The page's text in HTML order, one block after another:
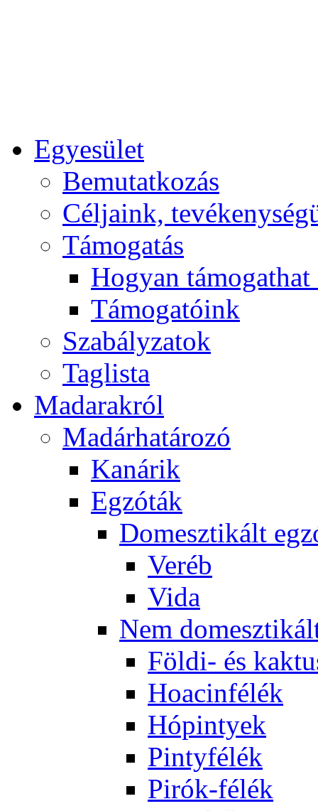
Egyesület
Bemutatkozás
Céljaink,
Támogatás
Hogyan
Támogatóink
Szabályzatok
Taglista
Madarakról
Madárhatározó
Kanárik
Egzóták
Domesztikált
Veréb
Vida
Nem
Földi- és
Hoacinfélék
Hópintyek
Pintyfélék
Pirók-félék